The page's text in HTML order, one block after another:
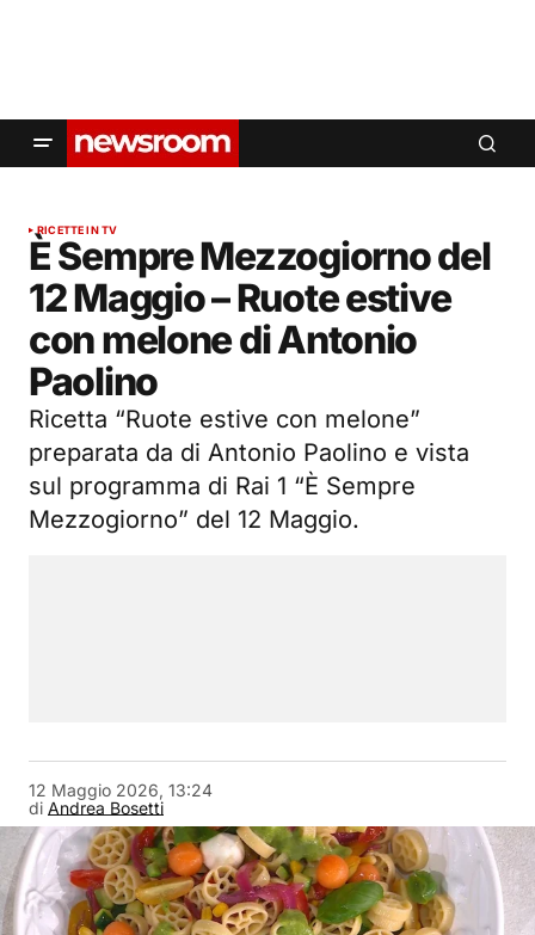
RICETTE IN TV
È Sempre Mezzogiorno del
12 Maggio – Ruote estive
con melone di Antonio
Paolino
Ricetta “Ruote estive con melone”
preparata da di Antonio Paolino e vista
sul programma di Rai 1 “È Sempre
Mezzogiorno” del 12 Maggio.
di Andrea Bosetti
12 Maggio 2026, 13:24